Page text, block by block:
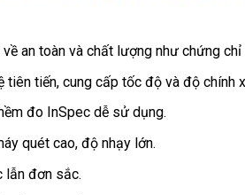
an toàn và chất lượng như chứng
tiên tiến, cung cấp tốc độ và độ chính
đo InSpec dễ sử dụng.
quét cao, độ nhạy lớn.
lẫn đơn sắc.